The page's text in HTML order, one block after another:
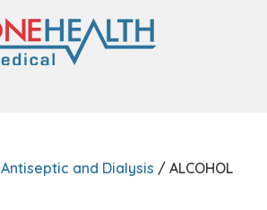
Antiseptic and Dialysis / ALCOHOL